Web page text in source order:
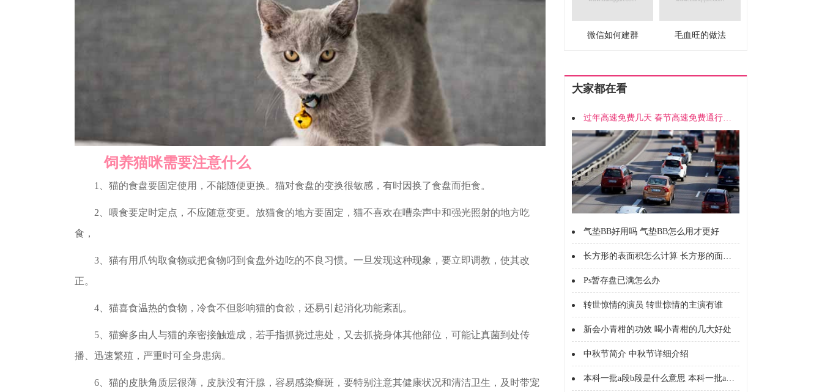
饲养猫咪需要注意什么
1、猫的食盘要固定使用，不能随便更换。猫对食盘的变换很敏感，有时因换了食盘而拒食。
2、喂食要定时定点，不应随意变更。放猫食的地方要固定，猫不喜欢在嘈杂声中和强光照射的地方吃
食，
3、猫有用爪钩取食物或把食物叼到食盘外边吃的不良习惯。一旦发现这种现象，要立即调教，使其改
正。
4、猫喜食温热的食物，冷食不但影响猫的食欲，还易引起消化功能紊乱。
5、猫癣多由人与猫的亲密接触造成，若手指抓挠过患处，又去抓挠身体其他部位，可能让真菌到处传
播、迅速繁殖，严重时可全身患病。
6、猫的皮肤角质层很薄，皮肤没有汗腺，容易感染癣斑，要特别注意其健康状况和清洁卫生，及时带宠
微信如何建群 毛血旺的做法
大家都在看
过年高速免费几天 春节高速免费通行时间
气垫BB好用吗 气垫BB怎么用才更好
长方形的表面积怎么计算 长方形的面积怎么计算的
Ps暂存盘已满怎么办
转世惊情的演员 转世惊情的主演有谁
新会小青柑的功效 喝小青柑的几大好处
中秋节简介 中秋节详细介绍
本科一批a段b段是什么意思 本科一批a段b段什么意思